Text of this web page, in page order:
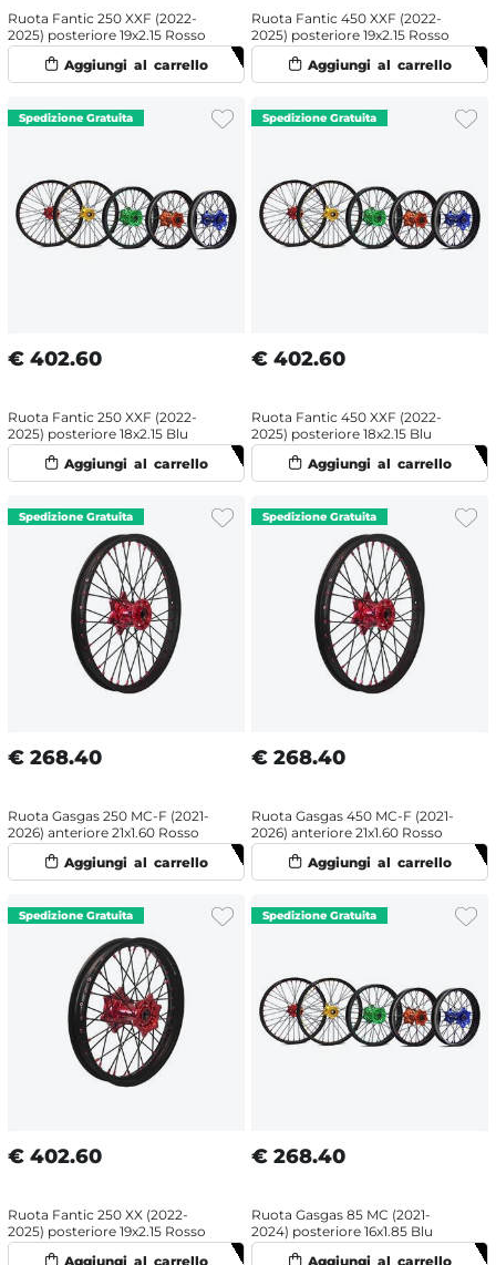
Ruota Fantic 250 XXF (2022-
2025) posteriore 19x2.15 Rosso
Ruota Fantic 450 XXF (2022-
2025) posteriore 19x2.15 Rosso
€ 402.60
Ruota Fantic 250 XXF (2022-
2025) posteriore 18x2.15 Blu
€ 402.60
Ruota Fantic 450 XXF (2022-
2025) posteriore 18x2.15 Blu
€ 268.40
Ruota Gasgas 250 MC-F (2021-
2026) anteriore 21x1.60 Rosso
€ 268.40
Ruota Gasgas 450 MC-F (2021-
2026) anteriore 21x1.60 Rosso
€ 402.60
Ruota Fantic 250 XX (2022-
2025) posteriore 19x2.15 Rosso
€ 268.40
Ruota Gasgas 85 MC (2021-
2024) posteriore 16x1.85 Blu